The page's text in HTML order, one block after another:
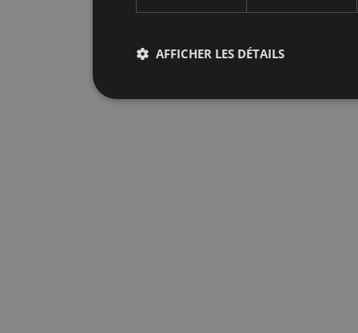
AFFICHER LES DÉTAILS